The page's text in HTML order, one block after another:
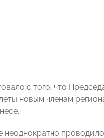
с того, что
новым членам